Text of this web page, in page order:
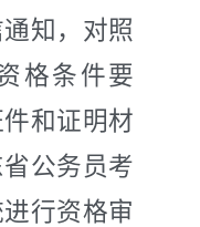
知，对照
格条件要
和证明材
公务员考
行资格审